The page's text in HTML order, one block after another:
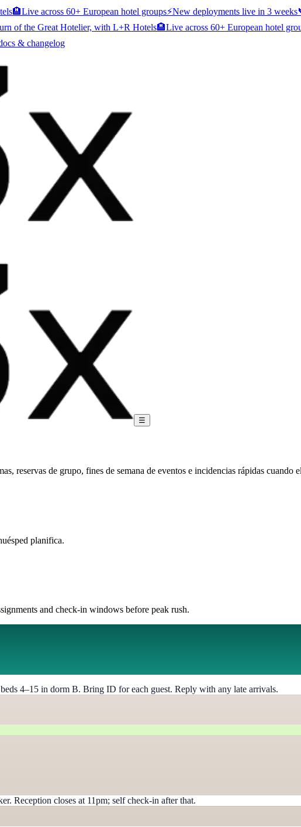
🏨Live across 60+ European hotel groups⚡New deployments live in 3 weeks
of the Great Hotelier, with L+R Hotels🏨Live across 60+ European hotel
& changelog
☰
reservas de grupo, fines de semana de eventos e incidencias rápidas cuando
planifica.
and check-in windows before peak rush.
4–15 in dorm B. Bring ID for each guest. Reply with any late arrivals.
Reception closes at 11pm; self check-in after that.